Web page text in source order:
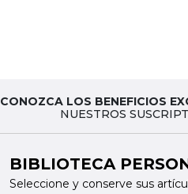
CONOZCA LOS BENEFICIOS
NUESTROS
BIBLIOTECA
Seleccione y conserve sus